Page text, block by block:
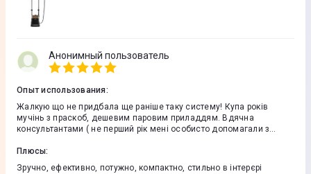
Анонимный пользователь
Опыт использования:
Жалкую що не придбала ще раніше таку систему! Купа років
мучінь з праскоб, дешевим паровим приладдям. Вдячна
консультантами ( не перший рік мені особисто допомагали з
Розтермінування платежу по кредиті зробили виплату суми
необтяжуючою. Виплачую по 500 грн на 24 місяці
Плюсы:
Зручно, ефективно, потужно, компактно, стильно в інтерєрі